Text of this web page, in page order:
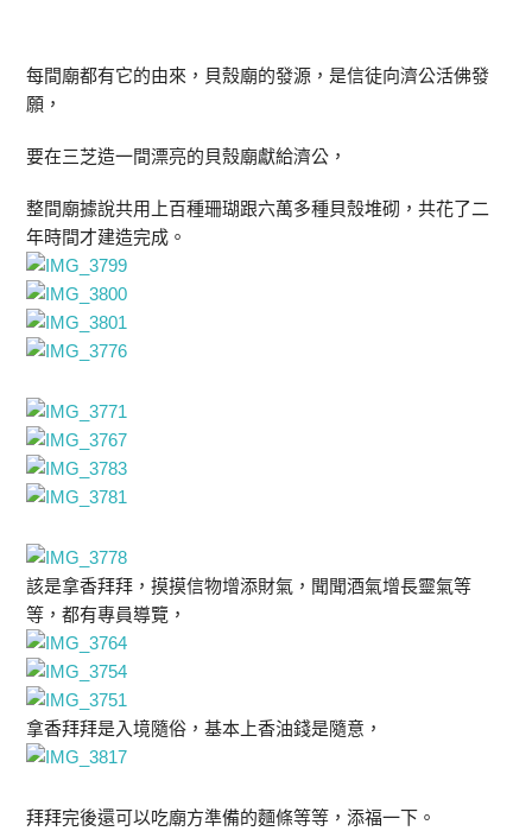
每間廟都有它的由來，貝殼廟的發源，是信徒向濟公活佛發
願，
要在三芝造一間漂亮的貝殼廟獻給濟公，
整間廟據說共用上百種珊瑚跟六萬多種貝殼堆砌，共花了二
年時間才建造完成。
該是拿香拜拜，摸摸信物增添財氣，聞聞酒氣增長靈氣等
等，都有專員導覽，
拿香拜拜是入境隨俗，基本上香油錢是隨意，
拜拜完後還可以吃廟方準備的麵條等等，添福一下。